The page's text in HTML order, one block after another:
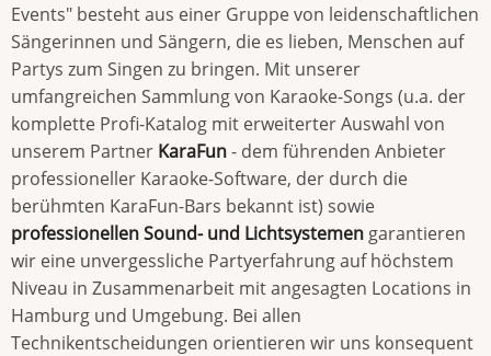
Events" besteht aus einer Gruppe von leidenschaftlichen
Sängerinnen und Sängern, die es lieben, Menschen auf
Partys zum Singen zu bringen. Mit unserer
umfangreichen Sammlung von Karaoke-Songs (u.a. der
komplette Profi-Katalog mit erweiterter Auswahl von
unserem Partner KaraFun- dem führenden Anbieter
professioneller Karaoke-Software, der durch die
berühmten KaraFun-Bars bekannt ist) sowie
professionellen Sound- und Lichtsystemen garantieren
wir eine unvergessliche Partyerfahrung auf höchstem
Niveau in Zusammenarbeit mit angesagten Locations in
Hamburg und Umgebung. Bei allen
Technikentscheidungen orientieren wir uns konsequent